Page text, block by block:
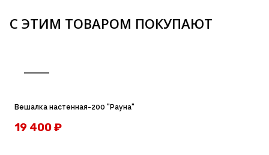
С ЭТИМ ТОВАРОМ ПОКУПАЮТ
Вешалка настенная-200 "Рауна"
19 400₽